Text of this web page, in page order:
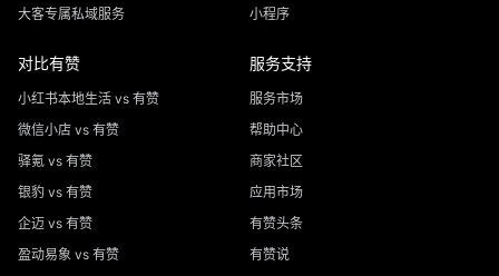
大客专属私域服务
小程序
对比有赞
小红书本地生活 vs 有赞
微信小店 vs 有赞
驿氪 vs 有赞
银豹 vs 有赞
企迈 vs 有赞
盈动易象 vs 有赞
服务支持
服务市场
帮助中心
商家社区
应用市场
有赞头条
有赞说